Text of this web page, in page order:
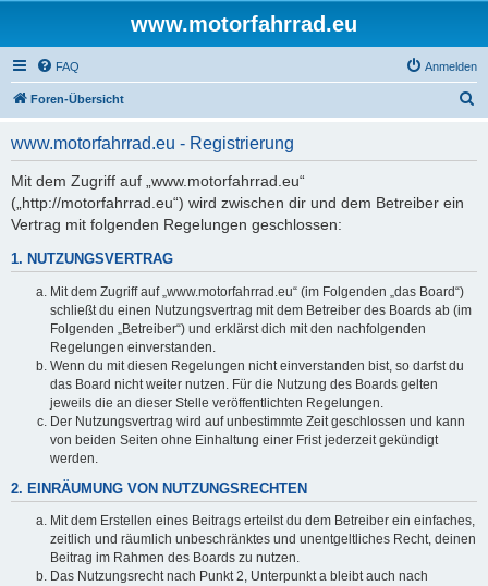
www.motorfahrrad.eu
FAQ Anmelden
Foren-Übersicht
www.motorfahrrad.eu - Registrierung
Mit dem Zugriff auf „www.motorfahrrad.eu“
(„http://motorfahrrad.eu“) wird zwischen dir und dem Betreiber ein
Vertrag mit folgenden Regelungen geschlossen:
1. NUTZUNGSVERTRAG
Mit dem Zugriff auf „www.motorfahrrad.eu“ (im Folgenden „das Board“)
schließt du einen Nutzungsvertrag mit dem Betreiber des Boards ab (im
Folgenden „Betreiber“) und erklärst dich mit den nachfolgenden
Regelungen einverstanden.
Wenn du mit diesen Regelungen nicht einverstanden bist, so darfst du
das Board nicht weiter nutzen. Für die Nutzung des Boards gelten
jeweils die an dieser Stelle veröffentlichten Regelungen.
Der Nutzungsvertrag wird auf unbestimmte Zeit geschlossen und kann
von beiden Seiten ohne Einhaltung einer Frist jederzeit gekündigt
werden.
2. EINRÄUMUNG VON NUTZUNGSRECHTEN
Mit dem Erstellen eines Beitrags erteilst du dem Betreiber ein einfaches,
zeitlich und räumlich unbeschränktes und unentgeltliches Recht, deinen
Beitrag im Rahmen des Boards zu nutzen.
Das Nutzungsrecht nach Punkt 2, Unterpunkt a bleibt auch nach